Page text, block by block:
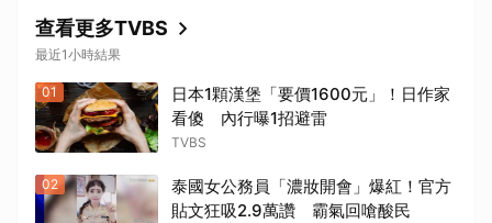
查看更多TVBS
最近1小時結果
01
日本1顆漢堡「要價1600元」！日作家
看傻 內行曝1招避雷
TVBS
02
泰國女公務員「濃妝開會」爆紅！官方
貼文狂吸2.9萬讚 霸氣回嗆酸民